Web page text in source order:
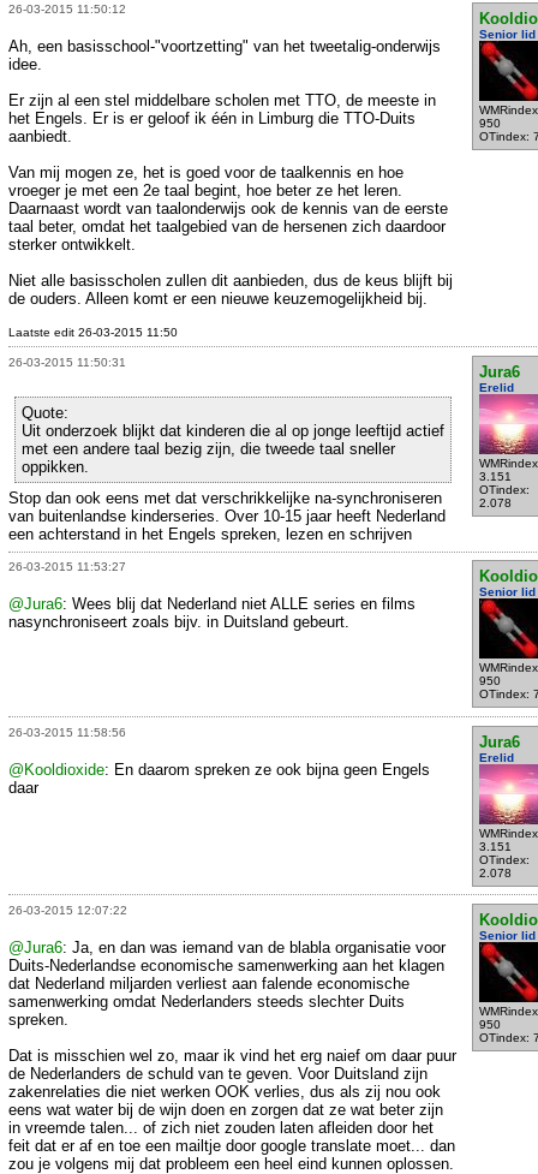
26-03-2015 11:50:12
Senior lid
950
OTindex:
Ah, een basisschool-"voortzetting" van het tweetalig-onderwijs
idee.
Er zijn al een stel middelbare scholen met TTO, de meeste in
het Engels. Er is er geloof ik één in Limburg die TTO-Duits
aanbiedt.
Van mij mogen ze, het is goed voor de taalkennis en hoe
vroeger je met een 2e taal begint, hoe beter ze het leren.
Daarnaast wordt van taalonderwijs ook de kennis van de eerste
taal beter, omdat het taalgebied van de hersenen zich daardoor
sterker ontwikkelt.
Niet alle basisscholen zullen dit aanbieden, dus de keus blijft bij
de ouders. Alleen komt er een nieuwe keuzemogelijkheid bij.
Laatste edit 26-03-2015 11:50
26-03-2015 11:50:31
Jura6
Erelid
3.151
OTindex:
2.078
Quote:
Uit onderzoek blijkt dat kinderen die al op jonge leeftijd actief
met een andere taal bezig zijn, die tweede taal sneller
oppikken.
Stop dan ook eens met dat verschrikkelijke na-synchroniseren
van buitenlandse kinderseries. Over 10-15 jaar heeft Nederland
een achterstand in het Engels spreken, lezen en schrijven
26-03-2015 11:53:27
Senior lid
950
OTindex:
@Jura6: Wees blij dat Nederland niet ALLE series en films
nasynchroniseert zoals bijv. in Duitsland gebeurt.
26-03-2015 11:58:56
Jura6
Erelid
3.151
OTindex:
2.078
@Kooldioxide: En daarom spreken ze ook bijna geen Engels
daar
26-03-2015 12:07:22
Senior lid
950
OTindex:
@Jura6: Ja, en dan was iemand van de blabla organisatie voor
Duits-Nederlandse economische samenwerking aan het klagen
dat Nederland miljarden verliest aan falende economische
samenwerking omdat Nederlanders steeds slechter Duits
spreken.
Dat is misschien wel zo, maar ik vind het erg naief om daar puur
de Nederlanders de schuld van te geven. Voor Duitsland zijn
zakenrelaties die niet werken OOK verlies, dus als zij nou ook
eens wat water bij de wijn doen en zorgen dat ze wat beter zijn
in vreemde talen... of zich niet zouden laten afleiden door het
feit dat er af en toe een mailtje door google translate moet... dan
zou je volgens mij dat probleem een heel eind kunnen oplossen.